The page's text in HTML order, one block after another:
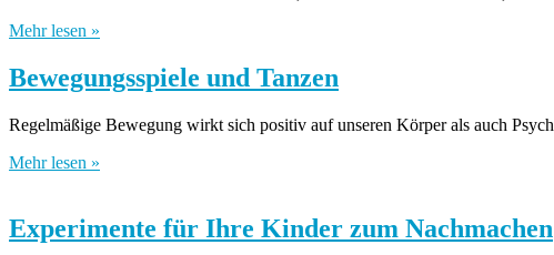
Mehr lesen »
Bewegungsspiele und Tanzen
Regelmäßige Bewegung wirkt sich positiv auf unseren Körper als auch
Mehr lesen »
Experimente für Ihre Kinder zum Nachmachen